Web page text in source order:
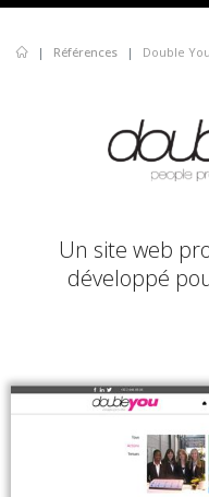
Références Double
Un site web
développé